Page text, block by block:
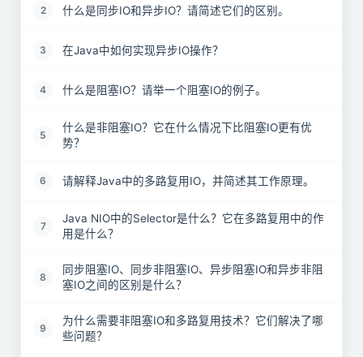
2 什么是同步IO和异步IO？请简述它们的区别。
3 在Java中如何实现异步IO操作？
4 什么是阻塞IO？请举一个阻塞IO的例子。
5
什么是非阻塞IO？它在什么情况下比阻塞IO更有优
势？
6 请解释Java中的多路复用IO，并简述其工作原理。
7
Java NIO中的Selector是什么？它在多路复用中的作
用是什么？
8
同步阻塞IO、同步非阻塞IO、异步阻塞IO和异步非阻
塞IO之间的区别是什么？
9
为什么需要非阻塞IO和多路复用技术？它们解决了哪
些问题？